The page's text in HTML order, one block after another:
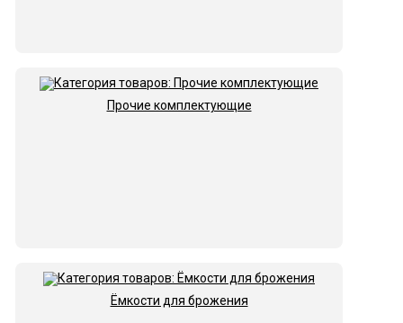
Прочие комплектующие
Ёмкости для брожения